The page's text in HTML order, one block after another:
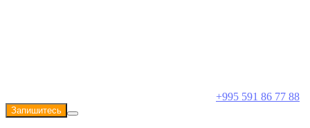
+995 591 86 77 88
Запишитесь